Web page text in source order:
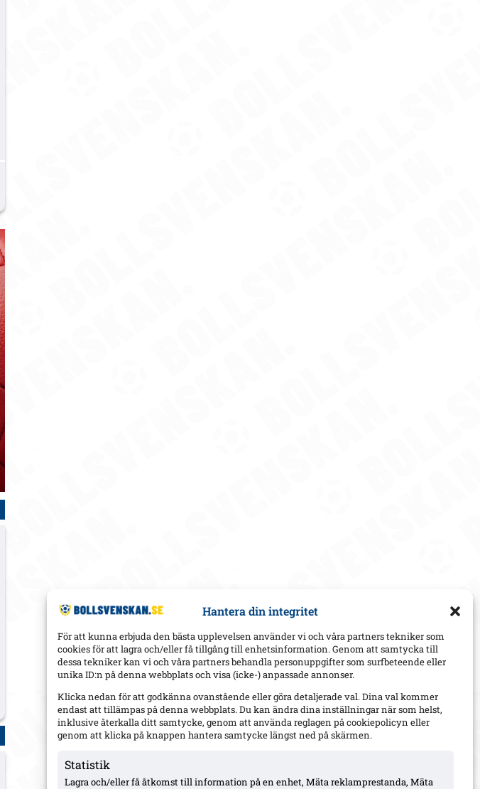
Hantera din integritet
För att kunna erbjuda den bästa upplevelsen använder vi och våra partners tekniker som
cookies för att lagra och/eller få tillgång till enhetsinformation. Genom att samtycka till
dessa tekniker kan vi och våra partners behandla personuppgifter som surfbeteende eller
unika ID:n på denna webbplats och visa (icke-) anpassade annonser.
Klicka nedan för att godkänna ovanstående eller göra detaljerade val. Dina val kommer
endast att tillämpas på denna webbplats. Du kan ändra dina inställningar när som helst,
inklusive återkalla ditt samtycke, genom att använda reglagen på cookiepolicyn eller
genom att klicka på knappen hantera samtycke längst ned på skärmen.
Statistik
Lagra och/eller få åtkomst till information på en enhet, Mäta reklamprestanda, Mäta